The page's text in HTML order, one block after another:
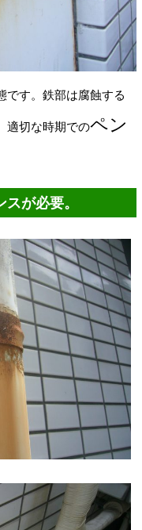
です。鉄部は腐蝕する
適切な時期でのペン
が必要。